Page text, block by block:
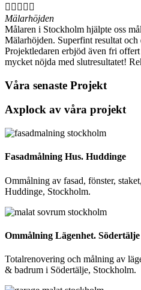
    
Mälarhöjden
Målaren i Stockholm hjälpte oss
Mälarhöjden. Superfint resultat och
Projektledaren erbjöd även fri
mycket nöjda med slutresultatet!
Våra senaste Projekt
Axplock av våra projekt
Fasadmålning Hus. Huddinge
Ommålning av fasad, fönster,
Huddinge, Stockholm.
Ommålning Lägenhet. Södertälje
Totalrenovering och målning av
& badrum i Södertälje, Stockholm.